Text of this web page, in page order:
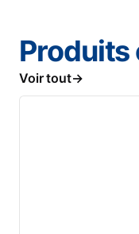
Produits
Voir tout